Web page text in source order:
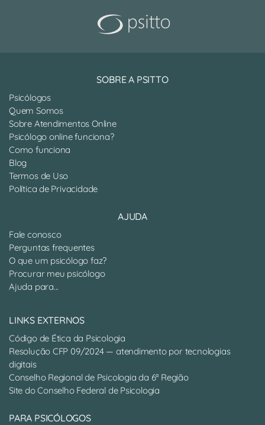
SOBRE A PSITTO
Psicólogos
Quem Somos
Sobre Atendimentos Online
Psicólogo online funciona?
Como funciona
Blog
Termos de Uso
Política de Privacidade
AJUDA
Fale conosco
Perguntas frequentes
O que um psicólogo faz?
Procurar meu psicólogo
Ajuda para...
LINKS EXTERNOS
Código de Ética da Psicologia
Resolução CFP 09/2024 — atendimento por tecnologias
digitais
Conselho Regional de Psicologia da 6ª Região
Site do Conselho Federal de Psicologia
PARA PSICÓLOGOS